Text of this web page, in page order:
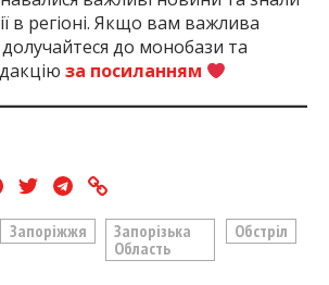
в регіоні. Якщо вам важлива
до монобази та
за посиланням
Запоріжжя
Запорізька
Область
Обстріл